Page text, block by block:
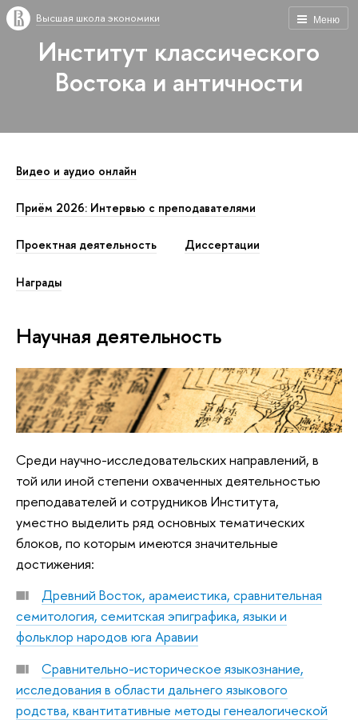
Меню
Высшая школа экономики
Институт классического
Востока и античности
Видео и аудио онлайн
Приём 2026: Интервью с преподавателями
Проектная деятельность Диссертации
Награды
Научная деятельность
Среди научно-исследовательских направлений, в
той или иной степени охваченных деятельностью
преподавателей и сотрудников Института,
уместно выделить ряд основных тематических
блоков, по которым имеются значительные
достижения:
Древний Восток, арамеистика, сравнительная
семитология, семитская эпиграфика, языки и
фольклор народов юга Аравии
Сравнительно-историческое языкознание,
исследования в области дальнего языкового
родства, квантитативные методы генеалогической